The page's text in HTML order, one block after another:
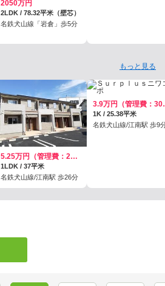
2050万円
2LDK / 78.32平米（壁芯）
名鉄犬山線「岩倉」歩5分
もっと見る
5.25万円（管理費：2900円）
1LDK / 37平米
名鉄犬山線/江南駅 歩26分
3.9
1K / 25.38平米
名鉄犬山線/江南駅 歩9